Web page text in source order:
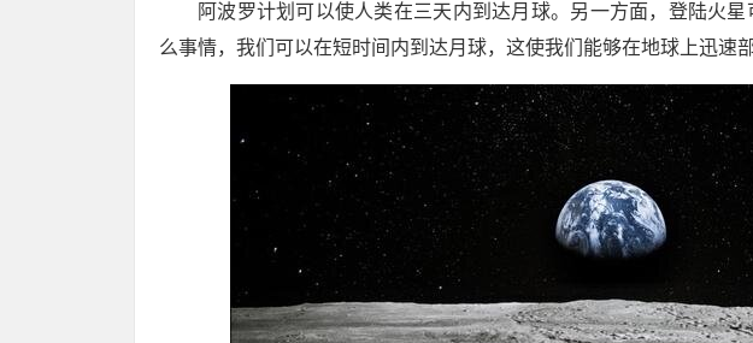
阿波罗计划可以使人类在三天内到达月球。另一方面，登陆火
么事情，我们可以在短时间内到达月球，这使我们能够在地球上迅速